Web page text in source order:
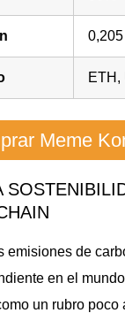
ETH,
Meme
emisiones de
en el
un rubro poco